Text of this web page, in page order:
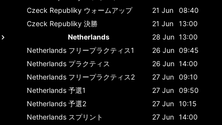
Czeck Republiky ウォームアップ 21 Jun
08:40
Czeck Republiky 決勝 21 Jun
13:00
Netherlands
28 Jun 13:00
Netherlands フリープラクティス1 26 Jun 09:45
Netherlands プラクティス 26 Jun 14:00
Netherlands フリープラクティス2 27 Jun 09:10
Netherlands 予選1 27 Jun 09:50
Netherlands 予選2 27 Jun 10:15
Netherlands スプリント 27 Jun 14:00